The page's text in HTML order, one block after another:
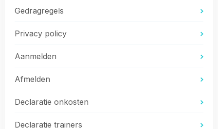
Gedragregels
Privacy policy
Aanmelden
Afmelden
Declaratie onkosten
Declaratie trainers